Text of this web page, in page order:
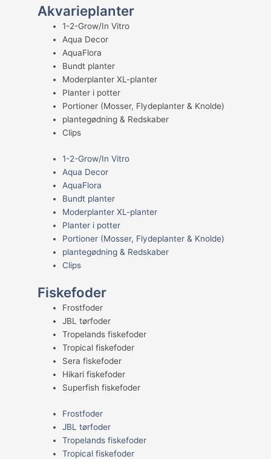
Akvarieplanter
1-2-Grow/In Vitro
Aqua Decor
AquaFlora
Bundt planter
Moderplanter XL-planter
Planter i potter
Portioner (Mosser, Flydeplanter & Knolde)
plantegødning & Redskaber
Clips
1-2-Grow/In Vitro
Aqua Decor
AquaFlora
Bundt planter
Moderplanter XL-planter
Planter i potter
Portioner (Mosser, Flydeplanter & Knolde)
plantegødning & Redskaber
Clips
Fiskefoder
Frostfoder
JBL tørfoder
Tropelands fiskefoder
Tropical fiskefoder
Sera fiskefoder
Hikari fiskefoder
Superfish fiskefoder
Frostfoder
JBL tørfoder
Tropelands fiskefoder
Tropical fiskefoder